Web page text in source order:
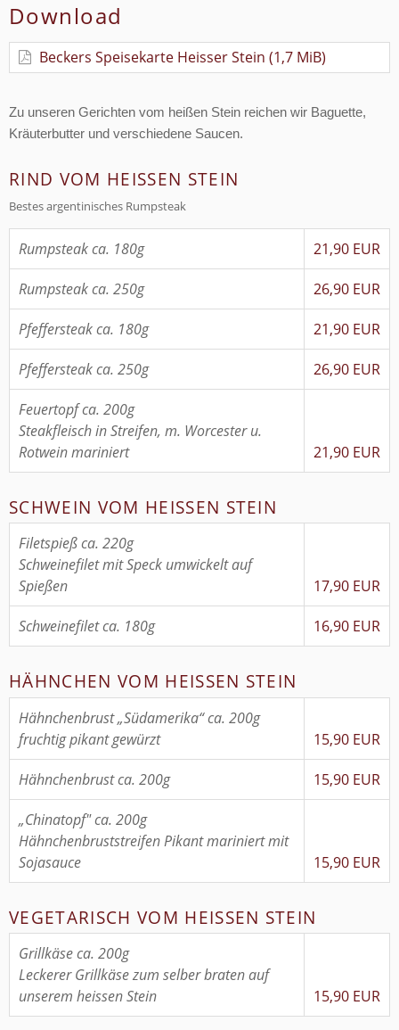
Download
Beckers Speisekarte Heisser Stein (1,7 MiB)
Zu unseren Gerichten vom heißen Stein reichen wir Baguette,
Kräuterbutter und verschiedene Saucen.
RIND VOM HEISSEN STEIN
Bestes argentinisches Rumpsteak
Rumpsteak ca. 180g 21,90 EUR
Rumpsteak ca. 250g 26,90 EUR
Pfeffersteak ca. 180g 21,90 EUR
Pfeffersteak ca. 250g 26,90 EUR
Feuertopf ca. 200g
Steakfleisch in Streifen, m. Worcester u.
Rotwein mariniert
21,90 EUR
SCHWEIN VOM HEISSEN STEIN
Filetspieß ca. 220g
Schweinefilet mit Speck umwickelt auf
Spießen
17,90 EUR
Schweinefilet ca. 180g 16,90 EUR
HÄHNCHEN VOM HEISSEN STEIN
Hähnchenbrust „Südamerika“ ca. 200g
fruchtig pikant gewürzt
15,90 EUR
Hähnchenbrust ca. 200g 15,90 EUR
„Chinatopf" ca. 200g
Hähnchenbruststreifen Pikant mariniert mit
Sojasauce
15,90 EUR
VEGETARISCH VOM HEISSEN STEIN
Grillkäse ca. 200g
Leckerer Grillkäse zum selber braten auf
unserem heissen Stein
15,90 EUR